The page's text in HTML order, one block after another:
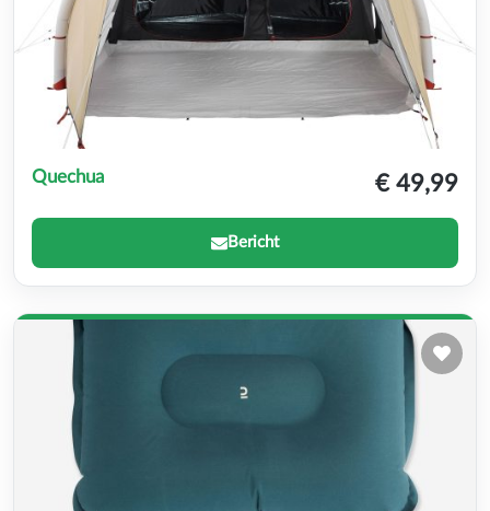
Quechua € 49,99
Bericht